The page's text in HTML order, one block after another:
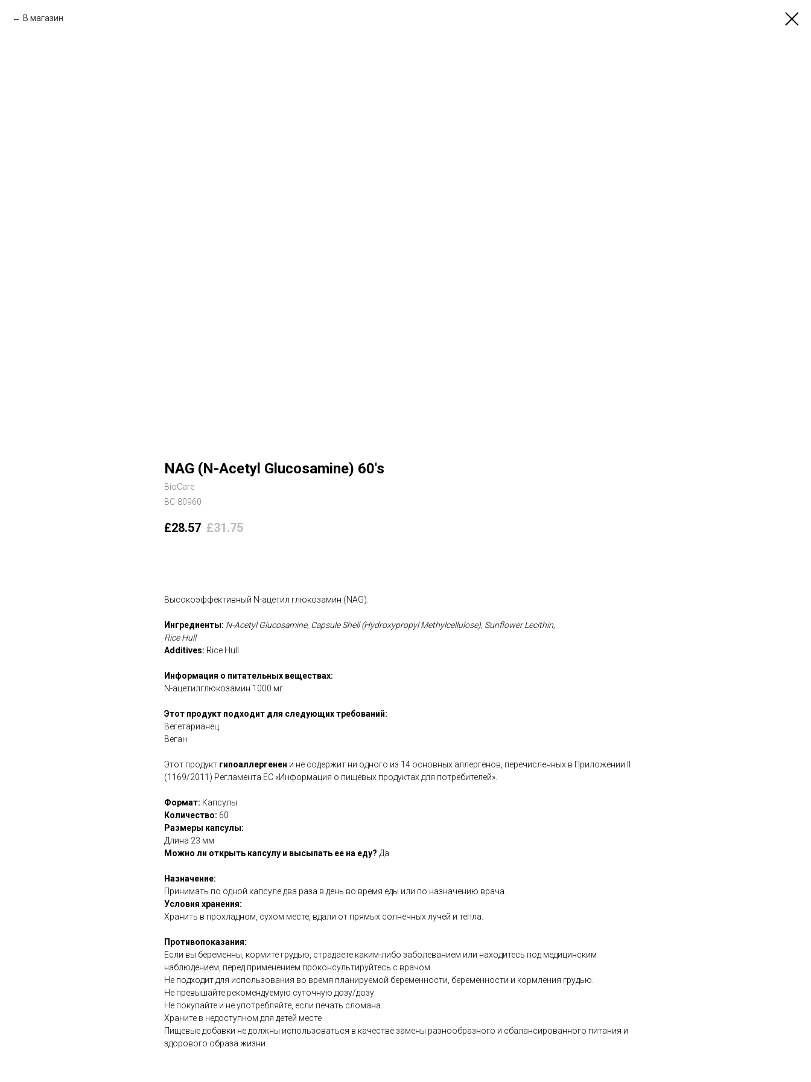
В магазин
NAG (N-Acetyl Glucosamine) 60's
BioCare
BC-80960
£28.57 £31.75
Высокоэффективный N-ацетил глюкозамин (NAG).
Ингредиенты: N-Acetyl Glucosamine, Capsule Shell (Hydroxypropyl Methylcellulose), Sunflower Lecithin,
Rice Hull
Additives: Rice Hull
Информация о питательных веществах:
N-ацетилглюкозамин 1000 мг
Этот продукт подходит для следующих требований:
Вегетарианец
Веган
Этот продукт гипоаллергенен и не содержит ни одного из 14 основных аллергенов, перечисленных в Приложении II
(1169/2011) Регламента ЕС «Информация о пищевых продуктах для потребителей».
Формат: Капсулы
Количество: 60
Размеры капсулы:
Длина 23 мм
Можно ли открыть капсулу и высыпать ее на еду? Да
Назначение:
Принимать по одной капсуле два раза в день во время еды или по назначению врача.
Условия хранения:
Хранить в прохладном, сухом месте, вдали от прямых солнечных лучей и тепла.
Противопоказания:
Если вы беременны, кормите грудью, страдаете каким-либо заболеванием или находитесь под медицинским
наблюдением, перед применением проконсультируйтесь с врачом.
Не подходит для использования во время планируемой беременности, беременности и кормления грудью.
Не превышайте рекомендуемую суточную дозу/дозу.
Не покупайте и не употребляйте, если печать сломана.
Храните в недоступном для детей месте
Пищевые добавки не должны использоваться в качестве замены разнообразного и сбалансированного питания и
здорового образа жизни.